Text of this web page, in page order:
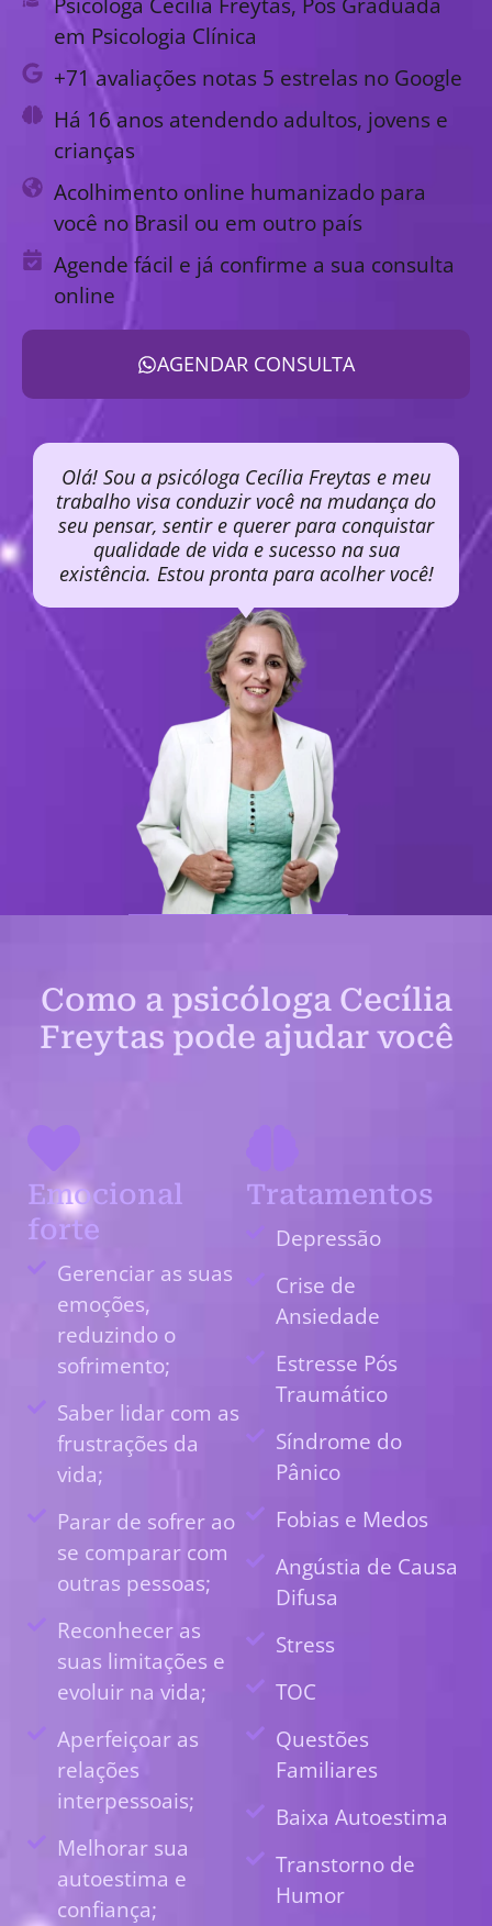
em Psicologia Clínica
+71 avaliações notas 5 estrelas no Google
Há 16 anos atendendo adultos, jovens e
crianças
Acolhimento online humanizado para
você no Brasil ou em outro país
Agende fácil e já confirme a sua consulta
online
AGENDAR CONSULTA
Olá! Sou a psicóloga Cecília Freytas e meu
trabalho visa conduzir você na mudança do
seu pensar, sentir e querer para conquistar
qualidade de vida e sucesso na sua
existência. Estou pronta para acolher você!
Como a psicóloga Cecília
Freytas pode ajudar você
Emocional
forte
Gerenciar as suas
emoções,
reduzindo o
sofrimento;
Saber lidar com as
frustrações da
vida;
Parar de sofrer ao
se comparar com
outras pessoas;
Reconhecer as
suas limitações e
evoluir na vida;
Aperfeiçoar as
relações
interpessoais;
Melhorar sua
autoestima e
confiança;
Tratamentos
Depressão
Crise de
Ansiedade
Estresse Pós
Traumático
Síndrome do
Pânico
Fobias e Medos
Angústia de Causa
Difusa
Stress
TOC
Questões
Familiares
Baixa Autoestima
Transtorno de
Humor